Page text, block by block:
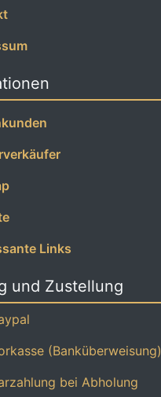
Links
und Zustellung
(Banküberweisung)
bei Abholung